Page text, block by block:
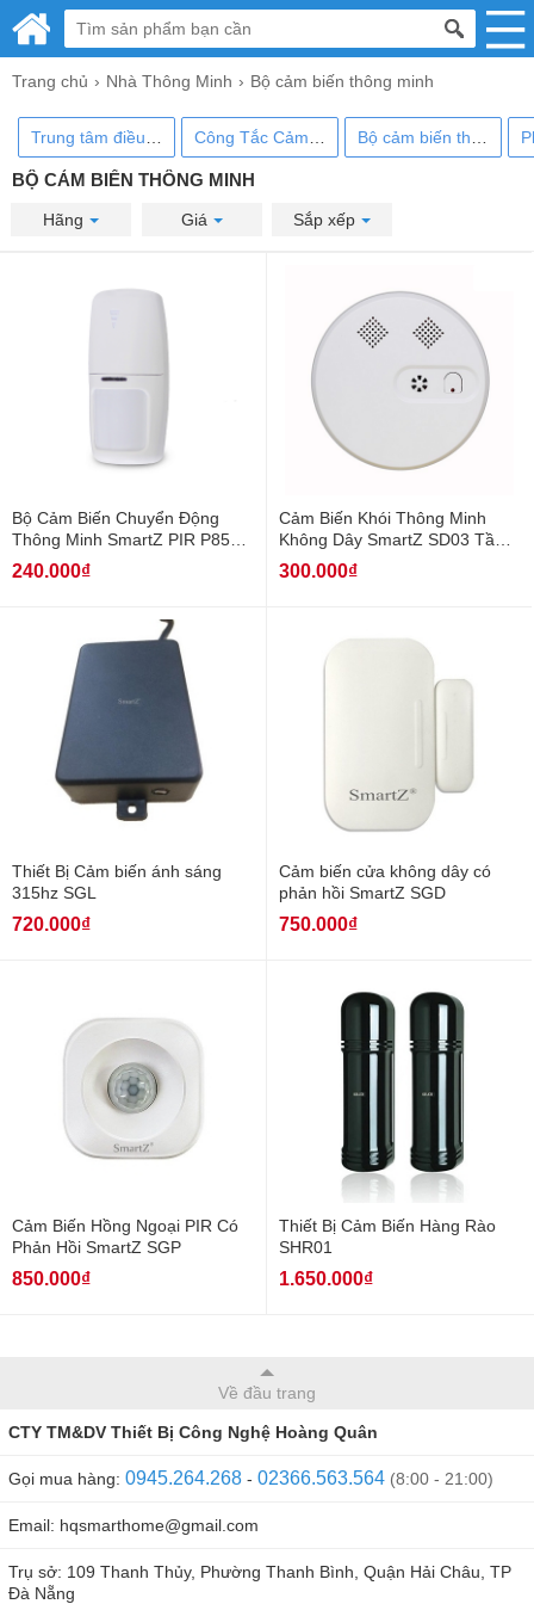
Trang chủ Nhà Thông Minh Bộ cảm biến thông minh
BỘ CẢM BIẾN THÔNG MINH
Hãng Giá Sắp xếp
Bộ Cảm Biến Chuyển Động
Thông Minh SmartZ PIR P855
433MHz
240.000₫
Cảm Biến Khói Thông Minh
Không Dây SmartZ SD03 Tần
Số 433Mhz
300.000₫
Thiết Bị Cảm biến ánh sáng
315hz SGL
720.000₫
Cảm biến cửa không dây có
phản hồi SmartZ SGD
750.000₫
Cảm Biến Hồng Ngoại PIR Có
Phản Hồi SmartZ SGP
850.000₫
Thiết Bị Cảm Biến Hàng Rào
SHR01
1.650.000₫
Về đầu trang
CTY TM&DV Thiết Bị Công Nghệ Hoàng Quân
Gọi mua hàng: 0945.264.268 - 02366.563.564 (8:00 - 21:00)
Email: hqsmarthome@gmail.com
Trụ sở: 109 Thanh Thủy, Phường Thanh Bình, Quận Hải Châu, TP
Đà Nẵng